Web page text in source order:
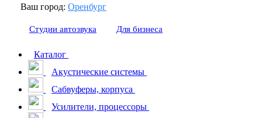
Ваш город: Оренбург
Студии автозвука Для бизнеса
Каталог
Акустические системы
Сабвуферы, корпуса
Усилители, процессоры